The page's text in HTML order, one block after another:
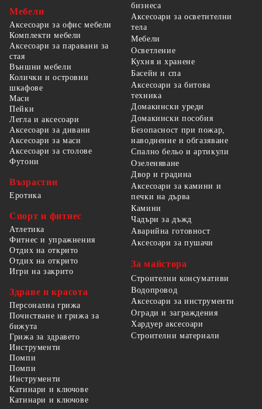
Мебели
Аксесоари за офис мебели
Комплекти мебели
Аксесоари за паравани за
стая
Външни мебели
Колички и островни
шкафове
Маси
Пейки
Легла и аксесоари
Аксесоари за дивани
Аксесоари за маси
Аксесоари за столове
Футони
Възрастни
Еротика
Спорт и фитнес
Атлетика
Фитнес и упражнения
Отдих на открито
Отдих на открито
Игри на закрито
Здраве и красота
Персонална грижа
Почистване и грижа за
бижута
Грижа за здравето
бизнеса
Аксесоари за осветителни
тела
Мебели
Осветление
Кухня и хранене
Басейн и спа
Аксесоари за битова
техника
Домакински уреди
Домакински пособия
Безопасност при пожар,
наводнение и обгазяване
Спално бельо и артикули
Озеленяване
Двор и градина
Аксесоари за камини и
печки на дърва
Камини
Чадъри за дъжд
Аварийна готовност
Аксесоари за пушачи
За майстора
Строителни консумативи
Водопровод
Аксесоари за инструменти
Огради и заграждения
Хардуер аксесоари
Строителни материали
Инструменти
Помпи
Помпи
Инструменти
Катинари и ключове
Катинари и ключове